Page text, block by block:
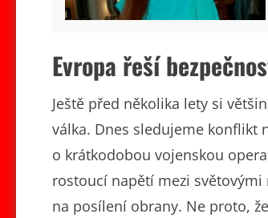
Evropa řeší
Ještě před několika lety si
válka. Dnes sledujeme konflikt
o krátkodobou vojenskou
rostoucí napětí mezi
na posílení obrany. Ne proto,